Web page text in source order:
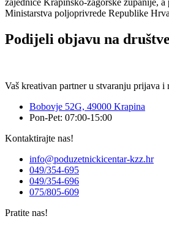
Ministarstva poljoprivrede Republike
Podijeli objavu na
Vaš kreativan partner u stvaranju prijava
Bobovje 52G, 49000 Krapina
Pon-Pet: 07:00-15:00
Kontaktirajte nas!
info@poduzetnickicentar-kzz.hr
049/354-695
049/354-696
075/805-609
Pratite nas!